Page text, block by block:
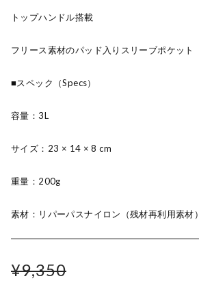
トップハンドル搭載
フリース素材のパッド入りスリーブポケット
■スペック（Specs）
容量：3L
サイズ：23 × 14 × 8 cm
重量：200g
素材：リパーパスナイロン（残材再利用素材）
¥9,350